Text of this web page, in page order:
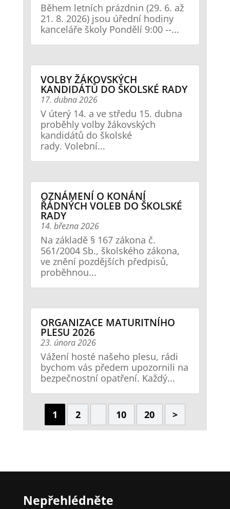
Během letních prázdnin (29. 6. až
21. 8. 2026) jsou úřední hodiny
kanceláře školy Pondělí 9:00 --...
VOLBY ŽÁKOVSKÝCH
KANDIDÁTŮ DO ŠKOLSKÉ RADY
17. dubna 2026
V úterý 14. a ve středu 15. dubna
proběhly volby žákovských
kandidátů do školské
rady. Volební...
OZNÁMENÍ O KONÁNÍ
ŘÁDNÝCH VOLEB DO ŠKOLSKÉ
RADY
14. března 2026
Na základě § 167 zákona č.
561/2004 Sb., školského zákona,
ve znění pozdějších předpisů,
proběhnou...
ORGANIZACE MATURITNÍHO
PLESU 2026
23. února 2026
Vážení hosté našeho plesu, rádi
bychom vás předem upozornili na
bezpečnostní opatření. Každý...
1 2 10 20 >
Nepřehlédněte